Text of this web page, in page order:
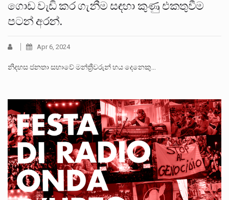
ගොඩ වැඩි කර ගැනීම සඳහා කුණු එකතුවීම
පටන් අරන්.
Apr 6, 2024
නිදහස ජනතා සභාවේ මන්ත්‍රීවරුන් හය දෙනෙකු…